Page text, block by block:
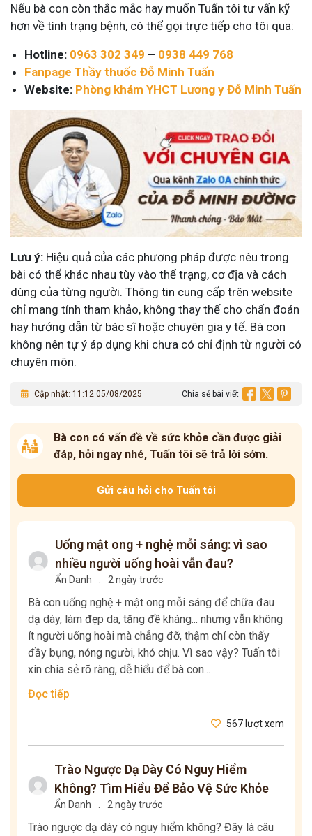
Nếu bà con còn thắc mắc hay muốn Tuấn tôi tư vấn kỹ
hơn về tình trạng bệnh, có thể gọi trực tiếp cho tôi qua:
Hotline: 0963 302 349 – 0938 449 768
Fanpage Thầy thuốc Đỗ Minh Tuấn
Website: Phòng khám YHCT Lương y Đỗ Minh Tuấn
Lưu ý: Hiệu quả của các phương pháp được nêu trong
bài có thể khác nhau tùy vào thể trạng, cơ địa và cách
dùng của từng người. Thông tin cung cấp trên website
chỉ mang tính tham khảo, không thay thế cho chẩn đoán
hay hướng dẫn từ bác sĩ hoặc chuyên gia y tế. Bà con
không nên tự ý áp dụng khi chưa có chỉ định từ người có
chuyên môn.
Cập nhật: 11:12 05/08/2025 Chia sẻ bài viết
Bà con có vấn đề về sức khỏe cần được giải
đáp, hỏi ngay nhé, Tuấn tôi sẽ trả lời sớm.
Gửi câu hỏi cho Tuấn tôi
Uống mật ong + nghệ mỗi sáng: vì sao
nhiều người uống hoài vẫn đau?
Ẩn Danh 2 ngày trước
Bà con uống nghệ + mật ong mỗi sáng để chữa đau
dạ dày, làm đẹp da, tăng đề kháng... nhưng vẫn không
ít người uống hoài mà chẳng đỡ, thậm chí còn thấy
đầy bụng, nóng người, khó chịu. Vì sao vậy? Tuấn tôi
xin chia sẻ rõ ràng, dễ hiểu để bà con...
Đọc tiếp
567 lượt xem
Trào Ngược Dạ Dày Có Nguy Hiểm
Không? Tìm Hiểu Để Bảo Vệ Sức Khỏe
Ẩn Danh 2 ngày trước
Trào ngược dạ dày có nguy hiểm không? Đây là câu